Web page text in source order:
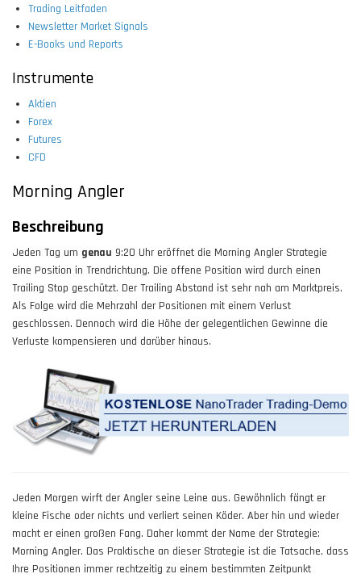
Trading Leitfaden
Newsletter Market Signals
E-Books und Reports
Instrumente
Aktien
Forex
Futures
CFD
Morning Angler
Beschreibung
Jeden Tag um genau 9:20 Uhr eröffnet die Morning Angler Strategie
eine Position in Trendrichtung. Die offene Position wird durch einen
Trailing Stop geschützt. Der Trailing Abstand ist sehr nah am Marktpreis.
Als Folge wird die Mehrzahl der Positionen mit einem Verlust
geschlossen. Dennoch wird die Höhe der gelegentlichen Gewinne die
Verluste kompensieren und darüber hinaus.
Jeden Morgen wirft der Angler seine Leine aus. Gewöhnlich fängt er
kleine Fische oder nichts und verliert seinen Köder. Aber hin und wieder
macht er einen großen Fang. Daher kommt der Name der Strategie:
Morning Angler. Das Praktische an dieser Strategie ist die Tatsache, dass
Ihre Positionen immer rechtzeitig zu einem bestimmten Zeitpunkt